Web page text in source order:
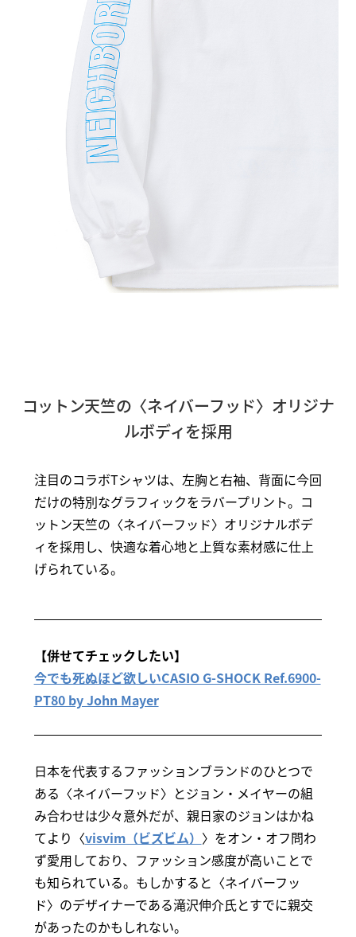
コットン天竺の〈ネイバーフッド〉オリジナ
ルボディを採用
注目のコラボTシャツは、左胸と右袖、背面に今回
だけの特別なグラフィックをラバープリント。コ
ットン天竺の〈ネイバーフッド〉オリジナルボデ
ィを採用し、快適な着心地と上質な素材感に仕上
げられている。
【併せてチェックしたい】
今でも死ぬほど欲しいCASIO G-SHOCK Ref.6900-
PT80 by John Mayer
日本を代表するファッションブランドのひとつで
ある〈ネイバーフッド〉とジョン・メイヤーの組
み合わせは少々意外だが、親日家のジョンはかね
てより〈visvim（ビズビム） 〉をオン・オフ問わ
ず愛用しており、ファッション感度が高いことで
も知られている。もしかすると〈ネイバーフッ
ド〉のデザイナーである滝沢伸介氏とすでに親交
があったのかもしれない。